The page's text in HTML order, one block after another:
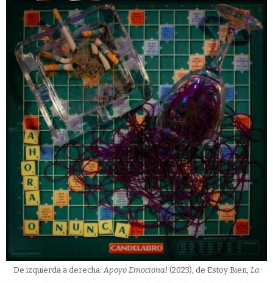
De izquierda a derecha: Apoyo Emocional (2023), de Estoy Bien, La